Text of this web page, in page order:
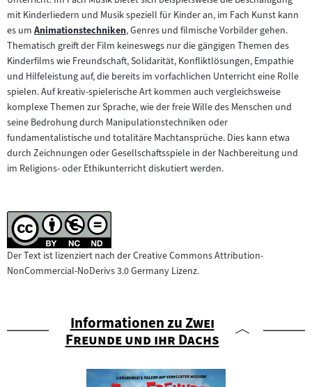
mit Kinderliedern und Musik speziell für Kinder an, im Fach Kunst kann
es um Zum
Inhalt:
Animationstechniken, Genres und filmische Vorbilder gehen.
Thematisch greift der Film keineswegs nur die gängigen Themen des
Kinderfilms wie Freundschaft, Solidarität, Konfliktlösungen, Empathie
und Hilfeleistung auf, die bereits im vorfachlichen Unterricht eine Rolle
spielen. Auf kreativ-spielerische Art kommen auch vergleichsweise
komplexe Themen zur Sprache, wie der freie Wille des Menschen und
seine Bedrohung durch Manipulationstechniken oder
fundamentalistische und totalitäre Machtansprüche. Dies kann etwa
durch Zeichnungen oder Gesellschaftsspiele in der Nachbereitung und
im Religions- oder Ethikunterricht diskutiert werden.
Der Text ist lizenziert nach der Creative Commons Attribution-
NonCommercial-NoDerivs 3.0 Germany Lizenz.
Informationen zu"
Zwei
Freunde und ihr Dachs"